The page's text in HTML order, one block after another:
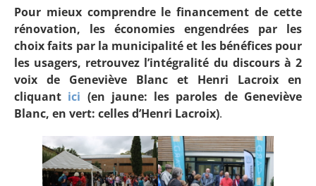
Pour mieux comprendre le financement de cette
rénovation, les économies engendrées par les
choix faits par la municipalité et les bénéfices pour
les usagers, retrouvez l’intégralité du discours à 2
voix de Geneviève Blanc et Henri Lacroix en
cliquant ici (en jaune: les paroles de Geneviève
Blanc, en vert: celles d’Henri Lacroix).